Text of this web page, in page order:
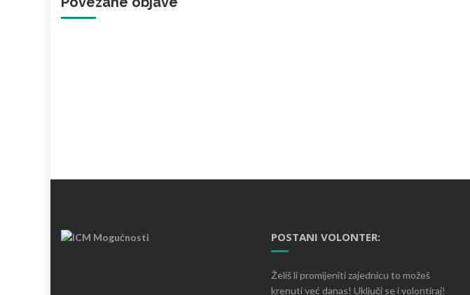
POSTANI VOLONTER:
Želiš li promijeniti zajednicu to možeš
krenuti već danas! Uključi se i volontiraj!